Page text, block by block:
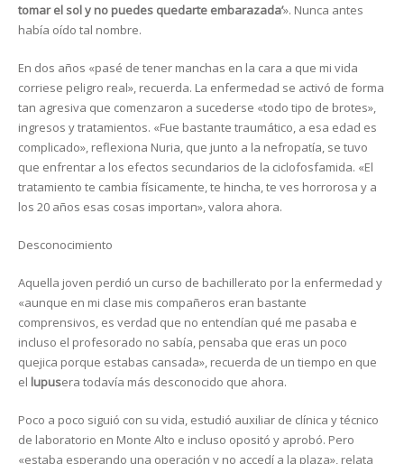
tomar el sol y no puedes quedarte embarazada’». Nunca antes
había oído tal nombre.
En dos años «pasé de tener manchas en la cara a que mi vida
corriese peligro real», recuerda. La enfermedad se activó de forma
tan agresiva que comenzaron a sucederse «todo tipo de brotes»,
ingresos y tratamientos. «Fue bastante traumático, a esa edad es
complicado», reflexiona Nuria, que junto a la nefropatía, se tuvo
que enfrentar a los efectos secundarios de la ciclofosfamida. «El
tratamiento te cambia físicamente, te hincha, te ves horrorosa y a
los 20 años esas cosas importan», valora ahora.
Desconocimiento
Aquella joven perdió un curso de bachillerato por la enfermedad y
«aunque en mi clase mis compañeros eran bastante
comprensivos, es verdad que no entendían qué me pasaba e
incluso el profesorado no sabía, pensaba que eras un poco
quejica porque estabas cansada», recuerda de un tiempo en que
el lupusera todavía más desconocido que ahora.
Poco a poco siguió con su vida, estudió auxiliar de clínica y técnico
de laboratorio en Monte Alto e incluso opositó y aprobó. Pero
«estaba esperando una operación y no accedí a la plaza», relata